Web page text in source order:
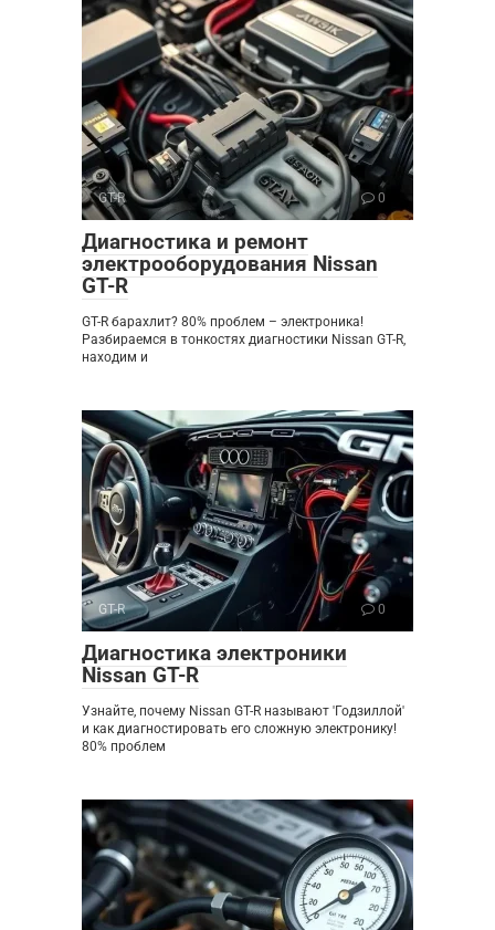
GT-R 0
Диагностика и ремонт
электрооборудования Nissan
GT-R
GT-R барахлит? 80% проблем – электроника!
Разбираемся в тонкостях диагностики Nissan GT-R,
находим и
GT-R 0
Диагностика электроники
Nissan GT-R
Узнайте, почему Nissan GT-R называют 'Годзиллой'
и как диагностировать его сложную электронику!
80% проблем